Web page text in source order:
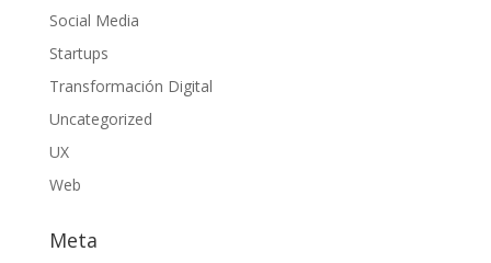
Social Media
Startups
Transformación Digital
Uncategorized
UX
Web
Meta